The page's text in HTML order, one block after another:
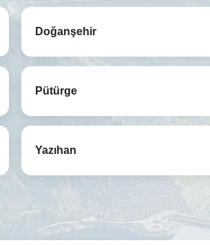
Doğanşehir
Pütürge
Yazıhan